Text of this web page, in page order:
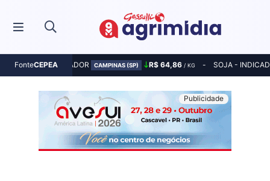
FonteCEPEA
MILHO - INDICADOR CAMPINAS (SP) R$ 64,86 / KG SOJA -